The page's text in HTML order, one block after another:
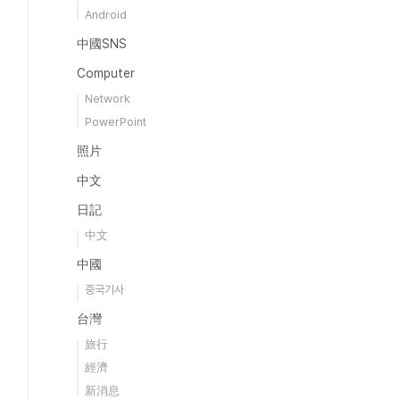
Android
中國SNS
Computer
Network
PowerPoint
照片
中文
日記
中文
中國
중국기사
台灣
旅行
經濟
新消息